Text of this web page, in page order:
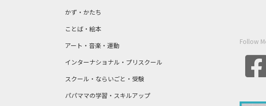
かず・かたち
ことば・絵本
アート・音楽・運動
インターナショナル・プリスクール
スクール・ならいごと・受験
パパママの学習・スキルアップ
Follow